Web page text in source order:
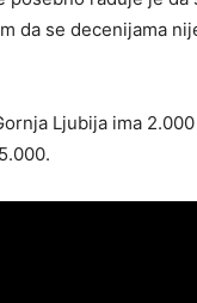
da se decenijama
Ljubija ima